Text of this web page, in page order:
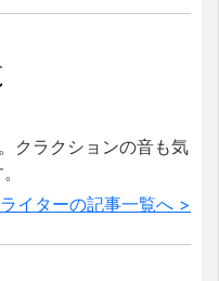
クラクションの音も気
イターの記事一覧へ >